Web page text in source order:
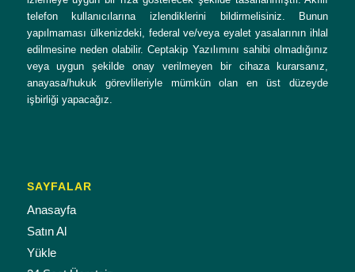
telefon kullanıcılarına izlendiklerini bildirmelisiniz. Bunun
yapılmaması ülkenizdeki, federal ve/veya eyalet yasalarının ihlal
edilmesine neden olabilir. Ceptakip Yazılımını sahibi olmadığınız
veya uygun şekilde onay verilmeyen bir cihaza kurarsanız,
anayasa/hukuk görevlileriyle mümkün olan en üst düzeyde
işbirliği yapacağız.
SAYFALAR
Anasayfa
Satın Al
Yükle